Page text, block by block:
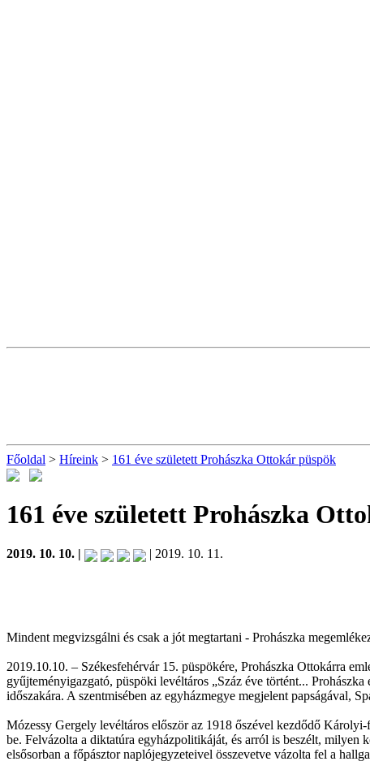
Főoldal > Híreink > 161 éve született Prohászka Ottokár püspök
161 éve született Prohászka
2019. 10. 10. | | 2019. 10. 11.
Mindent megvizsgálni és csak a jót megtartani - Prohászka
2019.10.10. – Székesfehérvár 15. püspökére, Prohászka Ottokárra
gyűjteményigazgató, püspöki levéltáros „Száz éve történt...
időszakára. A szentmisében az egyházmegye megjelent papságával,
Mózessy Gergely levéltáros először az 1918 őszével kezdődő
be. Felvázolta a diktatúra egyházpolitikáját, és arról is beszélt, milyen
elsősorban a főpásztor naplójegyzeteivel összevetve vázolta fel a